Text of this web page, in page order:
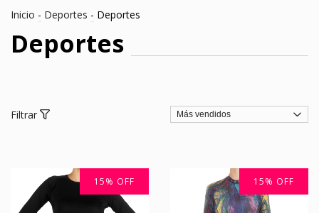
Inicio - Deportes - Deportes
Deportes
Filtrar
15% OFF 15% OFF